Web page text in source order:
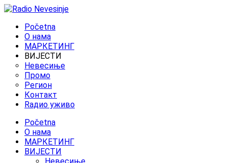
Početna
O нама
МАРКЕТИНГ
ВИЈЕСТИ
Невесиње
Промо
Регион
Контакт
Rадио уживо
Početna
O нама
МАРКЕТИНГ
ВИЈЕСТИ